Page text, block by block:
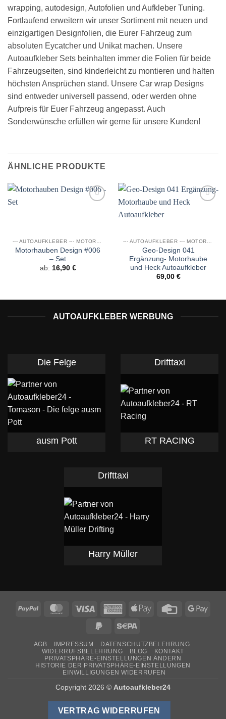
wrapping, autodesign, Autofolien und Aufkleber Tuning.
Fortlaufend erweitern wir unser Sortiment mit neuen und
einzigartigen Designfolien, die Eurer Fahrzeug zum
absoluten Eycatcher und Unikat machen. Unsere
Autoaufkleber Sets beinhalten immer die Folien für beide
Fahrzeugseiten, sind kinderleicht zu montieren und halten
höchsten Ansprüchen stand. Unsere Car wrap Designs
sind entweder universell passend, oder werden ohne
Aufpreis für Euer Fahrzeug angepasst. Auch
Sonderwünsche erfüllen wir gerne für unsere Kunden!
ÄHNLICHE PRODUKTE
Motorhauben Design #006
– Set
ab: 16,90 €
Geo-Design 041
Ergänzung- Motorhaube
und Heck Autoaufkleber
69,00 €
AUTOAUFKLEBER WERBUNG
Die Felge
ausm Pott
Drifttaxi
RT RACING
Drifttaxi
Harry Müller
PayPal MasterCardVisa
AmericanApple
Credit
PayPal
AGB IMPRESSUM
DATENSCHUTZBELEHRUNG
WIDERRUFSBELEHRUNG
BLOG
KONTAKT
PRIVATSPHÄRE-EINSTELLUNGEN ÄNDERN
HISTORIE DER PRIVATSPHÄRE-EINSTELLUNGEN
EINWILLIGUNGEN WIDERRUFEN
Copyright 2026 © Autoaufkleber24
VERTRAG WIDERRUFEN